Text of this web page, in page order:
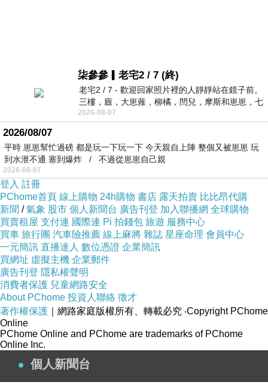
柒參參▎老宅2 / 7 (終)
老宅2 / 7 - 歡迎回家照片裡的人靜靜站在鏡子前。
三樓，廄，大崽蕥，柳橘，閆兒，摩斯和崽崽，七
個人整整齊齊地站在鏡框之外，如同
2026-08-07
2026/08/07
平時 崽崽幫忙過磅 都是玩一下玩一下 今天親自上陣 整個又被崽崽 玩
到水泄不通 塞到爆炸 / 不過從崽崽自己親
2026-08-07
登入 註冊
PChome首頁 線上購物 24h購物 書店 露天拍賣 比比昂代購
新聞 /氣象 股市 個人新聞台 廣告刊登 加入聯播網 全球購物
買賣租屋 支付連 國際連 Pi 拍錢包 旅遊 服務中心
買車 旅行團 汽車險推薦 線上麻將 雜誌 星座命理 會員中心
一元簡訊 直播達人 數位憑證 企業簡訊
買網址 虛擬主機 企業郵件
廣告刊登 隱私權聲明
消費者保護 兒童網路安全
About PChome 投資人聯絡 徵才
著作權保護 ｜網路家庭版權所有、轉載必究 ‧Copyright PChome
Online
PChome Online and PChome are trademarks of PChome
Online Inc.
個人新聞台